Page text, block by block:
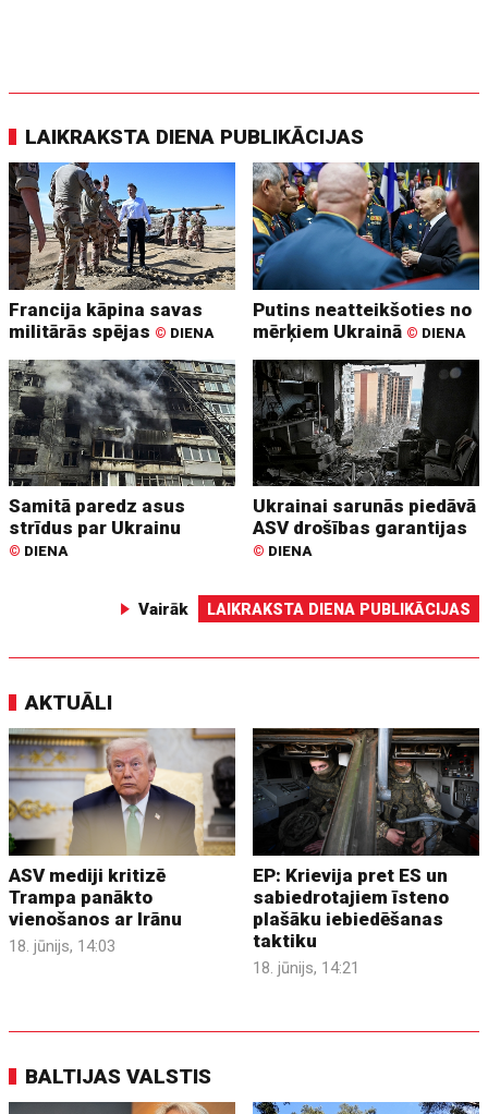
LAIKRAKSTA DIENA PUBLIKĀCIJAS
Francija kāpina savas
militārās spējas © DIENA
Putins neatteikšoties no
mērķiem Ukrainā © DIENA
Samitā paredz asus
strīdus par Ukrainu
© DIENA
Ukrainai sarunās piedāvā
ASV drošības garantijas
© DIENA
Vairāk LAIKRAKSTA DIENA PUBLIKĀCIJAS
AKTUĀLI
ASV mediji kritizē
Trampa panākto
vienošanos ar Irānu
18. jūnijs, 14:03
EP: Krievija pret ES un
sabiedrotajiem īsteno
plašāku iebiedēšanas
taktiku
18. jūnijs, 14:21
BALTIJAS VALSTIS